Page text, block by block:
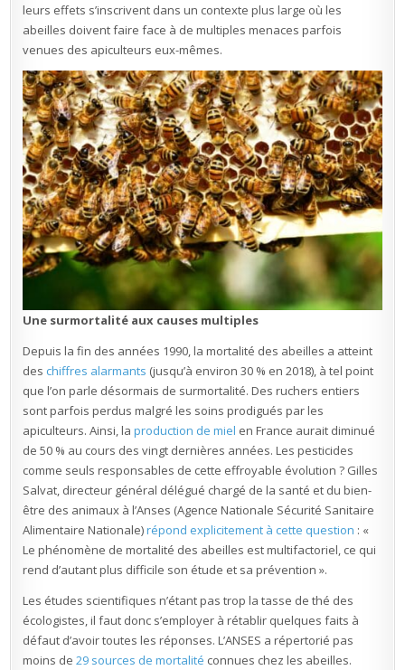
leurs effets s’inscrivent dans un contexte plus large où les
abeilles doivent faire face à de multiples menaces parfois
venues des apiculteurs eux-mêmes.
Une surmortalité aux causes multiples
Depuis la fin des années 1990, la mortalité des abeilles a atteint
des chiffres alarmants (jusqu’à environ 30 % en 2018), à tel point
que l’on parle désormais de surmortalité. Des ruchers entiers
sont parfois perdus malgré les soins prodigués par les
apiculteurs. Ainsi, laproduction de miel en France aurait diminué
de 50 % au cours des vingt dernières années. Les pesticides
comme seuls responsables de cette effroyable évolution ? Gilles
Salvat, directeur général délégué chargé de la santé et du bien-
être des animaux à l’Anses (Agence Nationale Sécurité Sanitaire
Alimentaire Nationale)répond explicitement à cette question : «
Le phénomène de mortalité des abeilles est multifactoriel, ce qui
rend d’autant plus difficile son étude et sa prévention ».
Les études scientifiques n’étant pas trop la tasse de thé des
écologistes, il faut donc s’employer à rétablir quelques faits à
défaut d’avoir toutes les réponses. L’ANSES a répertorié pas
moins de29 sources de mortalité connues chez les abeilles.